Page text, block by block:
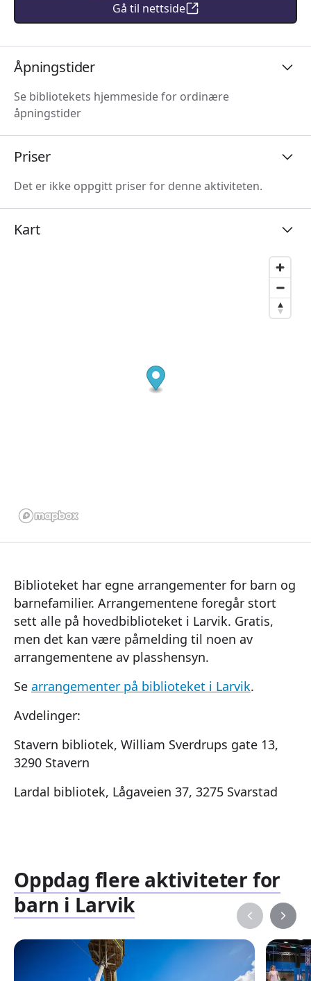
Gå til nettside
Åpningstider
Se bibliotekets hjemmeside for ordinære
åpningstider
Priser
Det er ikke oppgitt priser for denne aktiviteten.
Kart
Biblioteket har egne arrangementer for barn og
barnefamilier. Arrangementene foregår stort
sett alle på hovedbiblioteket i Larvik. Gratis,
men det kan være påmelding til noen av
arrangementene av plasshensyn.
Se arrangementer på biblioteket i Larvik.
Avdelinger:
Stavern bibliotek, William Sverdrups gate 13,
3290 Stavern
Lardal bibliotek, Lågaveien 37, 3275 Svarstad
Oppdag flere aktiviteter for
barn i Larvik